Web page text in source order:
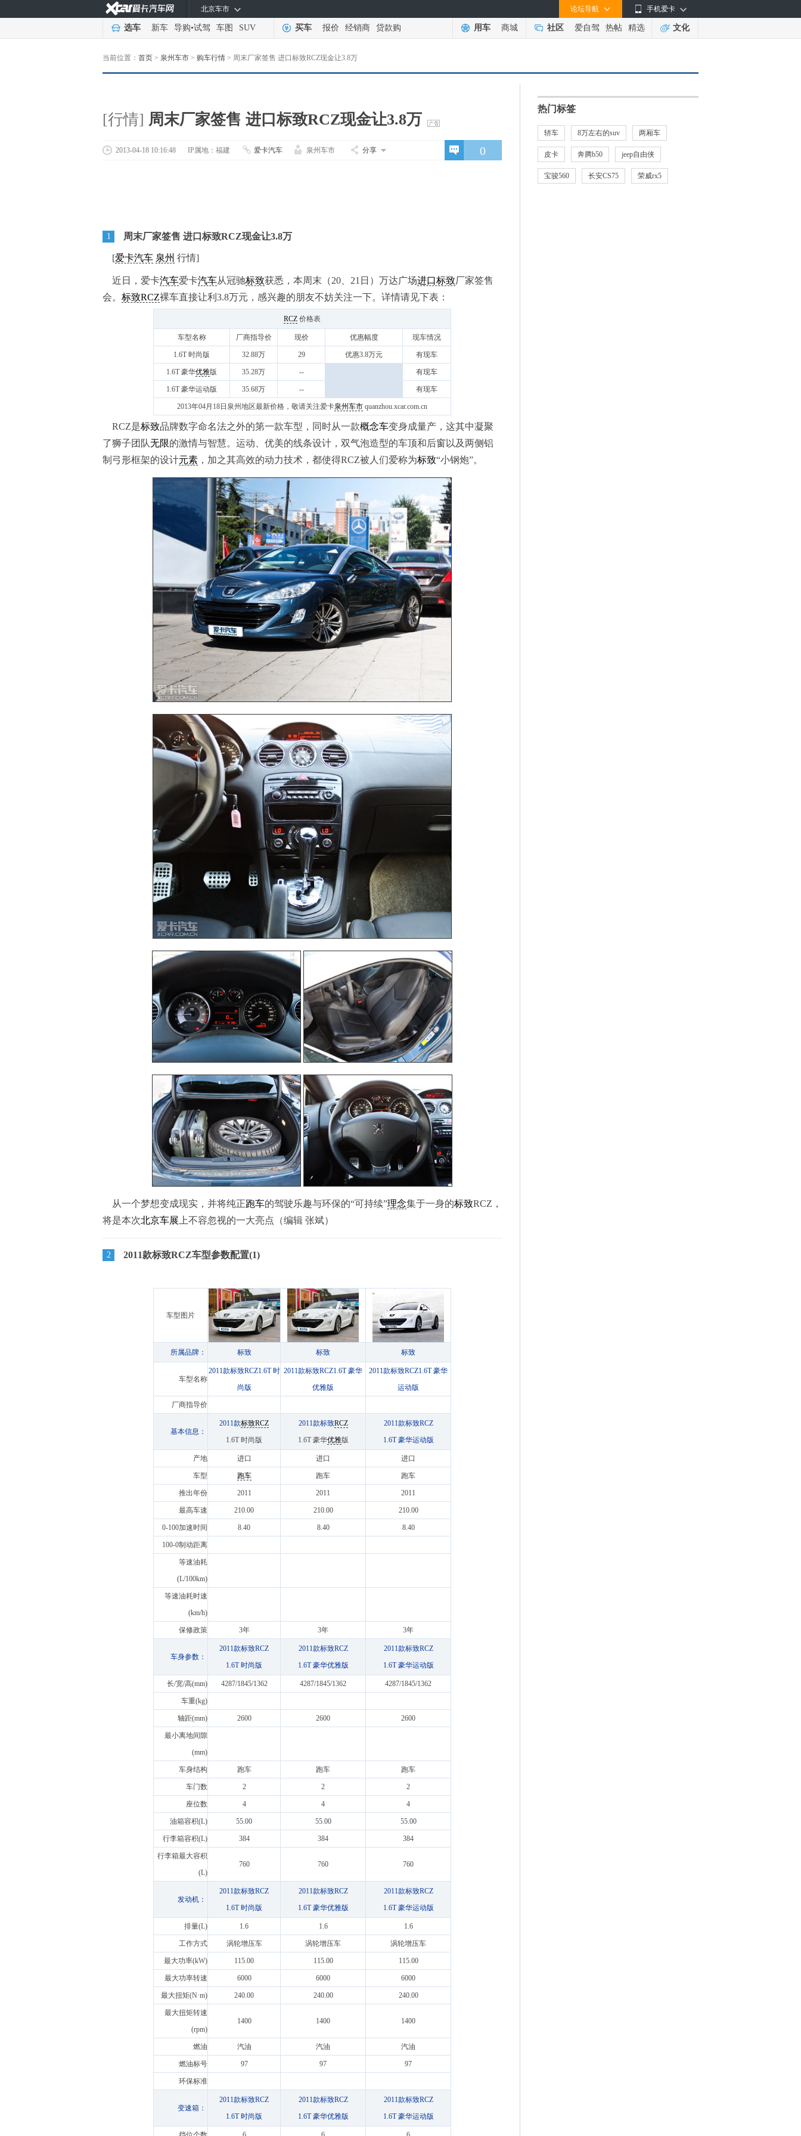
手机爱卡
论坛导航
北京车市
选车 新车 导购•试驾 车图 SUV 买车 报价 经销商 贷款购 用车 商城 社区 爱自驾 热帖 精选 文化
当前位置： 首页 > 泉州车市 > 购车行情 > 周末厂家签售 进口标致RCZ现金让3.8万
[行情] 周末厂家签售 进口标致RCZ现金让3.8万
0
2013-04-18 10:16:48 IP属地：福建 爱卡汽车 泉州车市 分享
1 周末厂家签售 进口标致RCZ现金让3.8万
[爱卡汽车 泉州 行情]
近日，爱卡汽车爱卡汽车从冠驰标致获悉，本周末（20、21日）万达广场进口标致厂家签售
会。 标致RCZ裸车直接让利3.8万元，感兴趣的朋友不妨关注一下。详情请见下表：
RCZ 价格表
车型名称 厂商指导价 现价 优惠幅度 现车情况
1.6T 时尚版 32.88万 29 优惠3.8万元 有现车
1.6T 豪华优雅版 35.28万 -- 有现车
1.6T 豪华运动版 35.68万 -- 有现车
2013年04月18日泉州地区最新价格，敬请关注爱卡泉州车市 quanzhou.xcar.com.cn
RCZ是标致品牌数字命名法之外的第一款车型，同时从一款概念车变身成量产，这其中凝聚
了狮子团队无限的激情与智慧。运动、优美的线条设计，双气泡造型的车顶和后窗以及两侧铝
制弓形框架的设计元素 ，加之其高效的动力技术，都使得RCZ被人们爱称为标致“小钢炮”。
从一个梦想变成现实，并将纯正跑车的驾驶乐趣与环保的“可持续”理念集于一身的标致RCZ，
将是本次北京车展 上不容忽视的一大亮点（编辑 张斌）
2 2011款标致RCZ车型参数配置(1)
车型图片
所属品牌： 标致 标致 标致
车型名称
2011款标致RCZ1.6T 时
尚版
2011款标致RCZ1.6T 豪华
优雅版
2011款标致RCZ1.6T 豪华
运动版
厂商指导价
基本信息：
2011款标致RCZ
1.6T 时尚版
2011款标致RCZ
1.6T 豪华优雅版
2011款标致RCZ
1.6T 豪华运动版
产地 进口 进口 进口
车型 跑车 跑车 跑车
推出年份 2011 2011 2011
最高车速 210.00 210.00 210.00
0-100加速时间 8.40 8.40 8.40
100-0制动距离
等速油耗
(L/100km)
等速油耗时速
(km/h)
保修政策 3年 3年 3年
车身参数：
2011款标致RCZ
1.6T 时尚版
2011款标致RCZ
1.6T 豪华优雅版
2011款标致RCZ
1.6T 豪华运动版
长/宽/高(mm) 4287/1845/1362 4287/1845/1362 4287/1845/1362
车重(kg)
轴距(mm) 2600 2600 2600
最小离地间隙
(mm)
车身结构 跑车 跑车 跑车
车门数 2 2 2
座位数 4 4 4
油箱容积(L) 55.00 55.00 55.00
行李箱容积(L) 384 384 384
行李箱最大容积
(L)
760 760 760
发动机：
2011款标致RCZ
1.6T 时尚版
2011款标致RCZ
1.6T 豪华优雅版
2011款标致RCZ
1.6T 豪华运动版
排量(L) 1.6 1.6 1.6
工作方式 涡轮增压车 涡轮增压车 涡轮增压车
最大功率(kW) 115.00 115.00 115.00
最大功率转速 6000 6000 6000
最大扭矩(N·m) 240.00 240.00 240.00
最大扭矩转速
(rpm)
1400 1400 1400
燃油 汽油 汽油 汽油
燃油标号 97 97 97
环保标准
变速箱：
2011款标致RCZ
1.6T 时尚版
2011款标致RCZ
1.6T 豪华优雅版
2011款标致RCZ
1.6T 豪华运动版
热门标签
轿车 8万左右的suv 两厢车
皮卡 奔腾b50 jeep自由侠
宝骏560 长安CS75 荣威rx5